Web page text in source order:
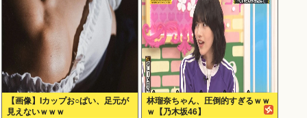
【画像】Iカップお○ぱい、足元が
見えないｗｗｗ
林瑠奈ちゃん、圧倒的すぎるｗｗ
ｗ【乃木坂46】